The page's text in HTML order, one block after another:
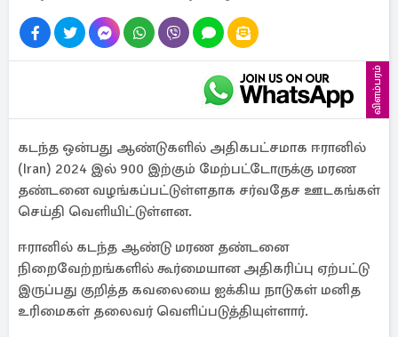
விளம்பரம்
கடந்த ஒன்பது ஆண்டுகளில் அதிகபட்சமாக ஈரானில்
(Iran) 2024 இல் 900 இற்கும் மேற்பட்டோருக்கு மரண
தண்டனை வழங்கப்பட்டுள்ளதாக சர்வதேச ஊடகங்கள்
செய்தி வெளியிட்டுள்ளன.
ஈரானில் கடந்த ஆண்டு மரண தண்டனை
நிறைவேற்றங்களில் கூர்மையான அதிகரிப்பு ஏற்பட்டு
இருப்பது குறித்த கவலையை ஐக்கிய நாடுகள் மனித
உரிமைகள் தலைவர் வெளிப்படுத்தியுள்ளார்.